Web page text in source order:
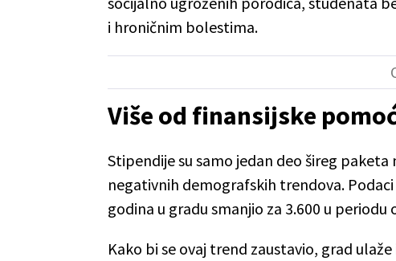
i hroničnim bolestima.
Više od finansijske
Stipendije su samo jedan deo šireg
negativnih demografskih trendova.
godina u gradu smanjio za 3.600 u periodu
Kako bi se ovaj trend zaustavio, grad